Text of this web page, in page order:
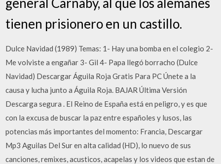
tienen prisionero en un castillo.
Dulce Navidad (1989) Temas: 1- Hay una bomba en el colegio 2-
Me volviste a engañar 3- Gil 4- Papa llegó borracho (Dulce
Navidad) Descargar Águila Roja Gratis Para PC Únete a la
causa y lucha junto a Águila Roja. BAJAR Última Versión
Descarga segura . El Reino de España está en peligro, y es que
con la excusa de buscar la paz entre españoles y lusos, las
potencias más importantes del momento: Francia, Descargar
Mp3 Aguilas Del Sur en alta calidad (HD), lo nuevo de sus
canciones, remixes, acusticos, acapelas y los videos que estan de